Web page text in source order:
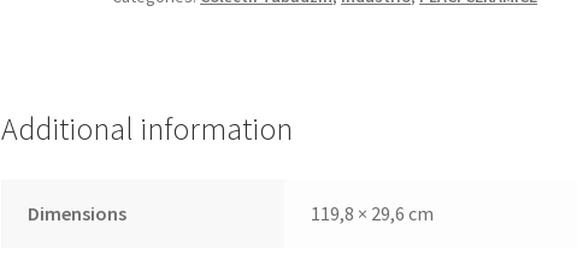
Additional information
Dimensions 119,8 × 29,6 cm